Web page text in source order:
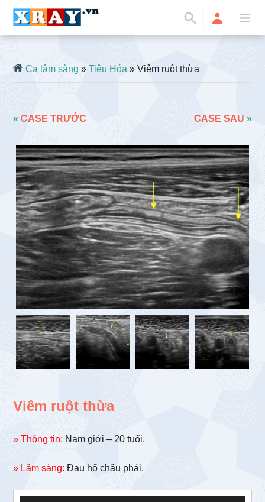
Ca lâm sàng »Tiêu Hóa » Viêm ruột thừa
«CASE TRƯỚC CASE SAU »
Viêm ruột thừa
» Thông tin: Nam giới – 20 tuổi.
» Lâm sàng: Đau hố chậu phải.